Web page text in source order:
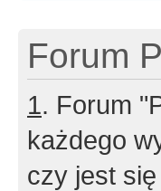
Forum
1. Forum
każdego
czy jest